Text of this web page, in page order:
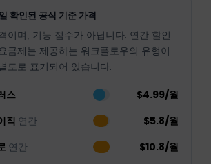
확인된 공식 기준 가격
이며, 기능 점수가 아닙니다. 연간 할인
금제는 제공하는 워크플로우의 유형이
도로 표기되어 있습니다.
스
$4.99/월
직 연간
$5.8/월
연간 $10.8/월